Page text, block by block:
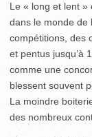
Le « long et lent »
dans le monde de
compétitions, des
et pentus jusqu’à
comme une
blessent souvent
La moindre
des nombreux